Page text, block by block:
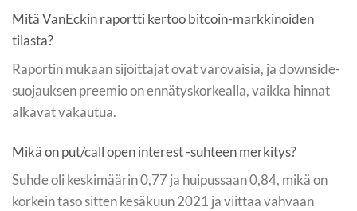
Mitä VanEckin raportti kertoo bitcoin-markkinoiden
tilasta?
Raportin mukaan sijoittajat ovat varovaisia, ja downside-
suojauksen preemio on ennätyskorkealla, vaikka hinnat
alkavat vakautua.
Mikä on put/call open interest -suhteen merkitys?
Suhde oli keskimäärin 0,77 ja huipussaan 0,84, mikä on
korkein taso sitten kesäkuun 2021 ja viittaa vahvaan